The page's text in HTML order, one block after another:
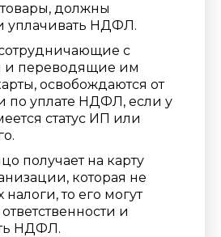
должны
уплачивать НДФЛ.
с
переводящие им
освобождаются от
по уплате НДФЛ, если у
статус ИП или
получает на карту
которая не
налоги, то его могут
и
НДФЛ.